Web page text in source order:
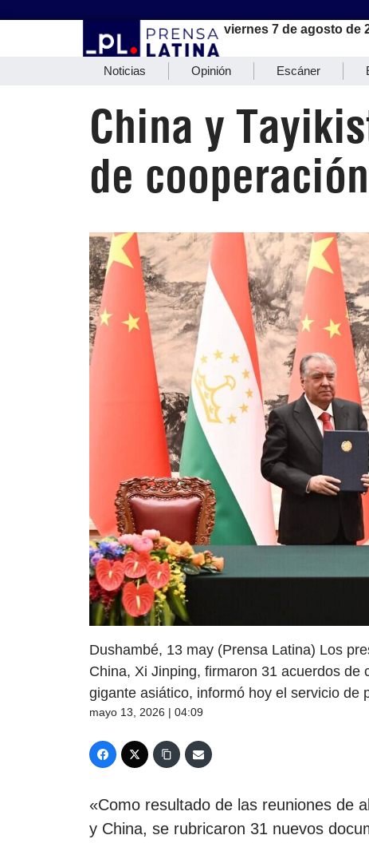
viernes 7 de agosto de
Noticias Opinión Escáner
China y
de cooperación
Dushambé, 13 may (Prensa Latina) Los
China, Xi Jinping, firmaron 31 acuerdos de
gigante asiático, informó hoy el servicio de
mayo 13, 2026 | 04:09
«Como resultado de las reuniones de
y China, se rubricaron 31 nuevos